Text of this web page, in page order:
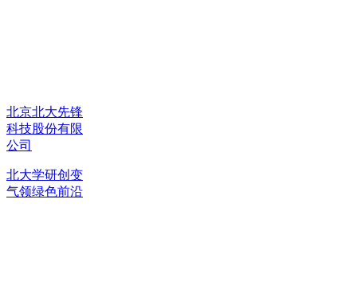
北京北大先锋
科技股份有限
公司
北大学研创变
气领绿色前沿